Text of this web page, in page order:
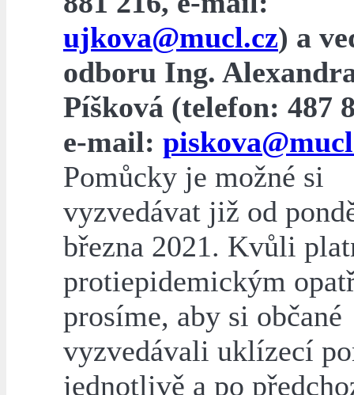
ujkova@mucl.cz) a
odboru Ing.
Píšková (telefon: 487
e-mail:
Pomůcky je možné si
vyzvedávat již od
března 2021. Kvůli
protiepidemickým
prosíme, aby si občané
vyzvedávali uklízecí
jednotlivě a po